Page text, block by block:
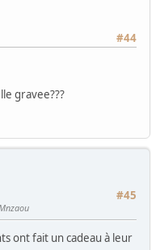
#44
gravee???
#45
ont fait un cadeau à leur